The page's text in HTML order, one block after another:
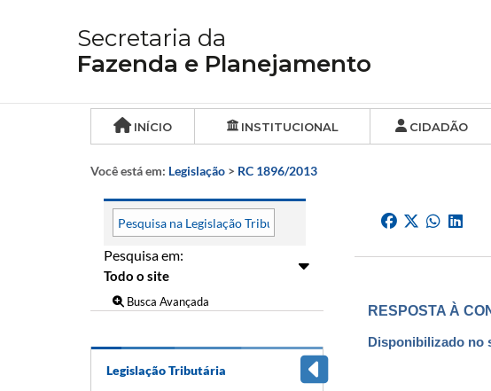
Secretaria da
Fazenda e Planejamento
INÍCIO INSTITUCIONAL CIDADÃO
Você está em: Legislação > RC 1896/2013
Pesquisa em:
Busca Avançada
Legislação Tributária
RESPOSTA À
Disponibilizado no